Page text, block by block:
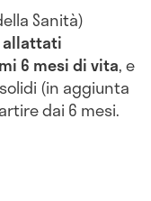
Sanità)
allattati
6 mesi di vita, e
(in aggiunta
dai 6 mesi.